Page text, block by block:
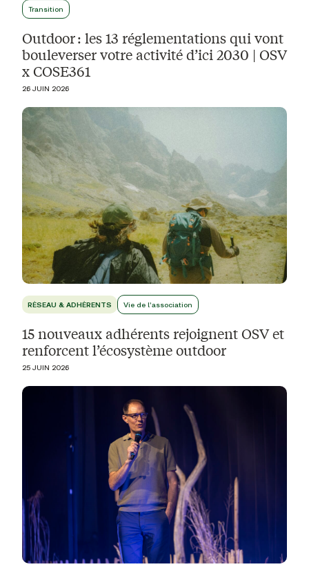
Transition
Outdoor : les 13 réglementations qui vont
bouleverser votre activité d’ici 2030 | OSV
x COSE361
26 JUIN 2026
RÉSEAU & ADHÉRENTS Vie de l'association
15 nouveaux adhérents rejoignent OSV et
renforcent l’écosystème outdoor
25 JUIN 2026